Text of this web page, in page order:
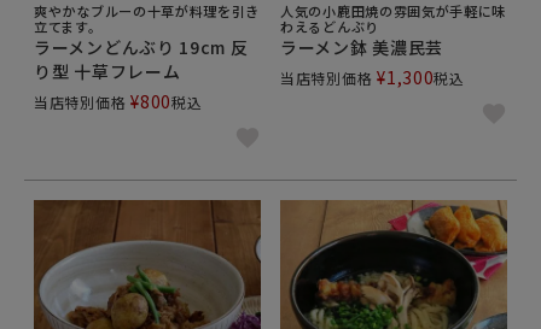
爽やかなブルーの十草が料理を引き
立てます。
ラーメンどんぶり 19cm 反
り型 十草フレーム
当店特別価格 ¥800税込
人気の小鹿田焼の雰囲気が手軽に味
わえるどんぶり
ラーメン鉢 美濃民芸
当店特別価格 ¥1,300税込